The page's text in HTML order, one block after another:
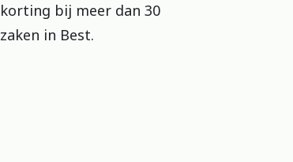
korting bij meer dan 30
zaken in Best.